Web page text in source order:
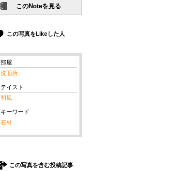
この写真をLikeした人
部屋
洗面所
テイスト
和風
キーワード
石材
この写真を含む投稿記事